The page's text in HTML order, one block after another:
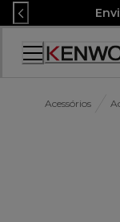
Skip
to
Content
Acessórios